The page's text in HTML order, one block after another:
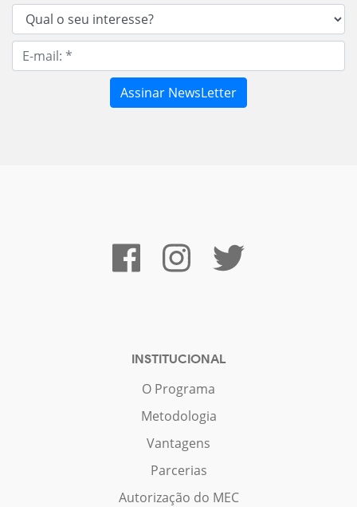
INSTITUCIONAL
O Programa
Metodologia
Vantagens
Parcerias
Autorização do MEC